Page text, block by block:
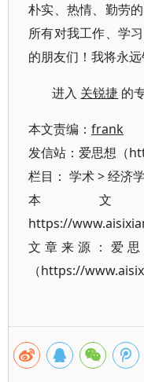
朴实、热情、勤劳
所有对我工作、学
的朋友们！我将永
进入 关锐捷 的
本文责编： frank
发信站：爱思想（
栏目： 学术>经济学
本
https://
文章来源：爱
（https://